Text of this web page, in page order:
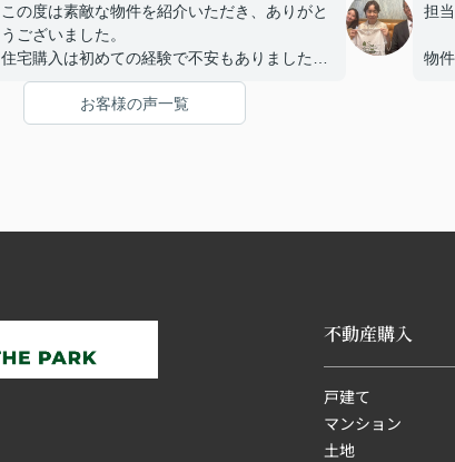
この度は素敵な物件を紹介いただき、ありがと
うございました。
住宅購入は初めての経験で不安もありました
が、担当の丹羽さんが、丁寧に対応して下さ
り、安心して手続きを進めることができまし
た。建物についても満足しており、家族で新し
担
物
お客様の声一覧
不動産購入
戸建て
マンション
土地